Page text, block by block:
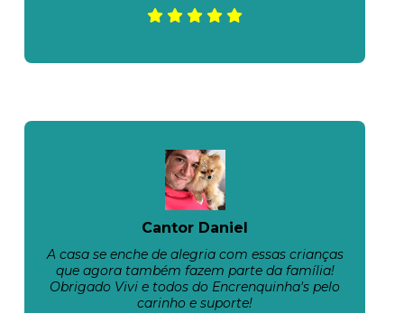
Cantor Daniel
A casa se enche de alegria com essas crianças
que agora também fazem parte da família!
Obrigado Vivi e todos do Encrenquinha's pelo
carinho e suporte!